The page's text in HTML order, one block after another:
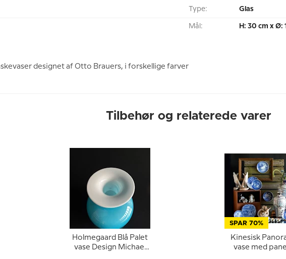
Type: Glas
Mål: H: 30 cm x Ø:
designet af Otto Brauers, i forskellige farver
Tilbehør og relaterede varer
Holmegaard Blå Palet
vase Design Michael
SPAR 70%
Kinesisk
vase med